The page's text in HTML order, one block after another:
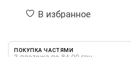
В избранное
ПОКУПКА ЧАСТЯМИ